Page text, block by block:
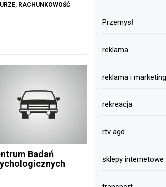
, RACHUNKOWOŚĆ
Badań
Przemysł
reklama
reklama i marketing
rekreacja
rtv agd
sklepy internetowe